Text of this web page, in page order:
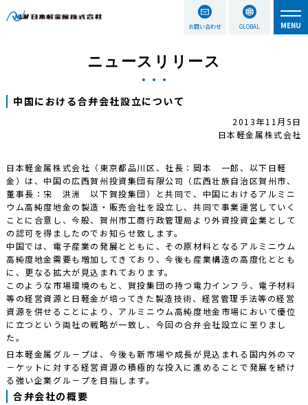
お問い合わせ GLOBAL
ニュースリリース
中国における合弁会社設立について
2013年11月5日
日本軽金属株式会社
日本軽金属株式会社（東京都品川区、社長：岡本 一郎、以下日軽
金）は、中国の広西賀州投資集団有限公司（広西壮族自治区賀州市、
董事長：宋 洪洲 以下賀投集団）と共同で、中国におけるアルミニ
ウム高純度地金の製造・販売会社を設立し、共同で事業運営していく
ことに合意し、今般、賀州市工商行政管理局より外資投資企業として
の認可を得ましたのでお知らせ致します。
中国では、電子産業の発展とともに、その原材料となるアルミニウム
高純度地金需要も増加してきており、今後も産業構造の高度化ととも
に、更なる拡大が見込まれております。
このような市場環境のもと、賀投集団の持つ電力インフラ、電子材料
等の経営資源と日軽金が培ってきた製造技術、経営管理手法等の経営
資源を併せることにより、アルミニウム高純度地金市場において優位
に立つという両社の戦略が一致し、今回の合弁会社設立に至りまし
た。
日本軽金属グル－プは、今後も新市場や成長が見込まれる国内外のマ
－ケットに対する経営資源の積極的な投入に進めることで発展を続け
る強い企業グル－プを目指します。
合弁会社の概要